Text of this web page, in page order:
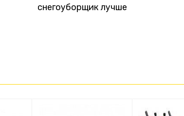
снегоуборщик лучше